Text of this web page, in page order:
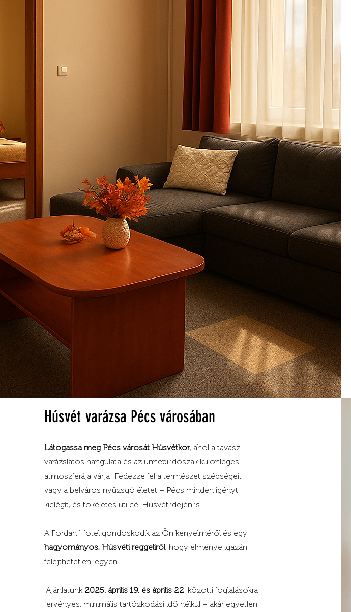
Húsvét varázsa Pécs városában
Empower
Growth
Látogassa meg Pécs városát Húsvétkor, ahol a tavasz
varázslatos hangulata és az ünnepi időszak különleges
atmoszférája várja! Fedezze fel a természet szépségeit
vagy a belváros nyüzsgő életét – Pécs minden igényt
kielégít, és tökéletes úti cél Húsvét idején is.
A Fordan Hotel gondoskodik az Ön kényelméről és egy
hagyományos, Húsvéti reggeliről, hogy élménye igazán
felejthetetlen legyen!
Ajánlatunk2025. április 19. és április 22. közötti foglalásokra
érvényes, minimális tartózkodási idő nélkül – akár egyetlen